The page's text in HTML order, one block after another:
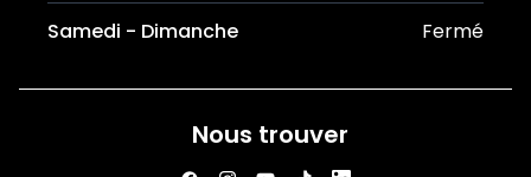
Samedi - Dimanche Fermé
Nous trouver